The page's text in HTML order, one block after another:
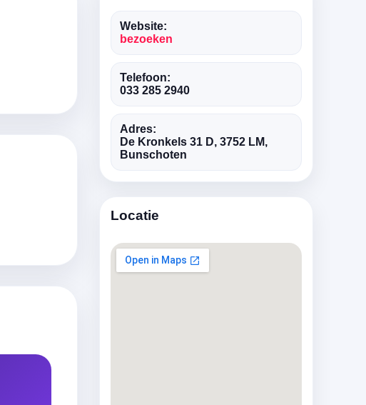
Website:
bezoeken
Telefoon:
033 285 2940
Adres:
De Kronkels 31 D, 3752 LM,
Bunschoten
Locatie